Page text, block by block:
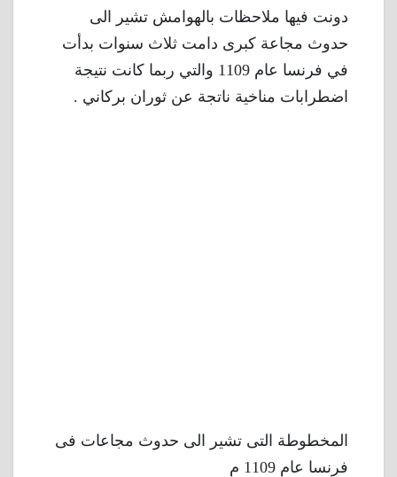
دونت فيها ملاحظات بالهوامش تشير الى
حدوث مجاعة كبرى دامت ثلاث سنوات بدأت
في فرنسا عام 1109 والتي ربما كانت نتيجة
اضطرابات مناخية ناتجة عن ثوران بركاني .
المخطوطة التى تشير الى حدوث مجاعات فى
فرنسا عام 1109 م